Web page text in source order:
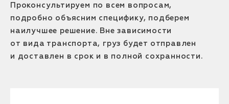
Проконсультируем по всем вопросам,
подробно объясним специфику, подберем
наилучшее решение. Вне зависимости
от вида транспорта, груз будет отправлен
и доставлен в срок и в полной сохранности.